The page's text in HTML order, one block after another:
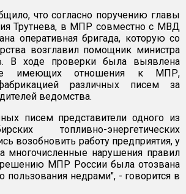
что согласно поручению главы
Трутнева, в МПР совместно с МВД
оперативная бригада, которую со
возглавил помощник министра
В ходе проверки была выявлена
имеющих отношения к МПР,
различных писем за
ведомства.
писем представители одного из
топливно-энергетических
возобновить работу предприятия, у
многочисленные нарушения правил
решению МПР России была отозвана
пользования недрами", - говорится в